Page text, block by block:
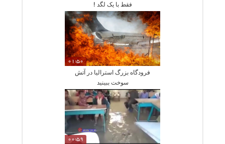
فقط با یک لگد !
01:50
فرودگاه بزرگ استرالیا در آتش
سوخت ببینید
00:59